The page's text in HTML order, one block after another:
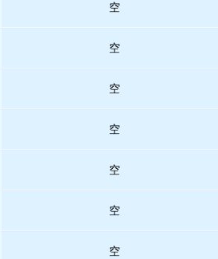
空
空
空
空
空
空
空